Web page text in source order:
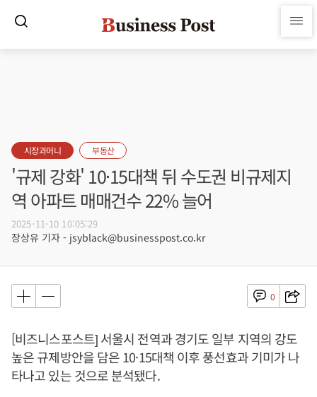
시장과머니 부동산
'규제 강화' 10·15대책 뒤 수도권 비규제지
역 아파트 매매건수 22% 늘어
2025-11-10 10:05:29
장상유 기자 - jsyblack@businesspost.co.kr
0
[비즈니스포스트] 서울시 전역과 경기도 일부 지역의 강도
높은 규제방안을 담은 10·15대책 이후 풍선효과 기미가 나
타나고 있는 것으로 분석됐다.